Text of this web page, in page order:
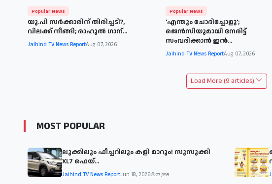
Popular News
യു.പി സർക്കാരിന് തിരിച്ചടി?,
വിലക്ക് നീങ്ങി; രാഹുൽ ഗാന്...
Jaihind TV News ReportAug 07, 2026
Popular News
'എന്തും ചോദിച്ചോളൂ';
ജെൻസിയുമായി നേരിട്ട്
സംവദിക്കാൻ ഇൻ...
Jaihind TV News ReportAug 07, 2026
Load More (9 articles)
MOST POPULAR
ലുക്കിലും ഫീച്ചറിലും കളി മാറും! സുസുക്കി
XL7 ഫെയ്‌...
Jaihind TV News ReportJun 18, 2026 27,995